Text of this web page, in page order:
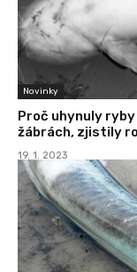
Novinky
Proč uhynuly
žábrách, zjistily
19. 1. 2023